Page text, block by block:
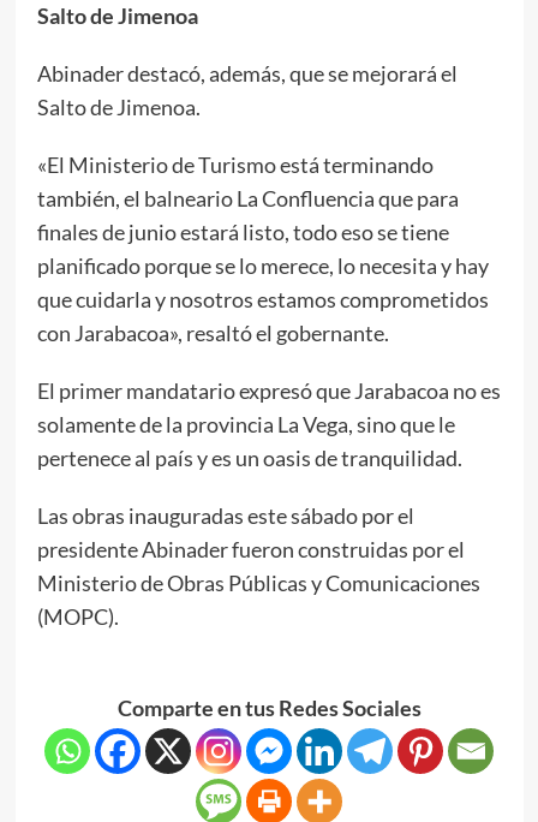
Salto de Jimenoa
Abinader destacó, además, que se mejorará el
Salto de Jimenoa.
«El Ministerio de Turismo está terminando
también, el balneario La Confluencia que para
finales de junio estará listo, todo eso se tiene
planificado porque se lo merece, lo necesita y hay
que cuidarla y nosotros estamos comprometidos
con Jarabacoa», resaltó el gobernante.
El primer mandatario expresó que Jarabacoa no es
solamente de la provincia La Vega, sino que le
pertenece al país y es un oasis de tranquilidad.
Las obras inauguradas este sábado por el
presidente Abinader fueron construidas por el
Ministerio de Obras Públicas y Comunicaciones
(MOPC).
Comparte en tus Redes Sociales